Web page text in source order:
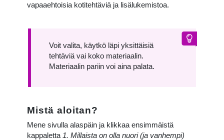
vapaaehtoisia kotitehtäviä ja lisälukemistoa.
Voit valita, käytkö läpi yksittäisiä
tehtäviä vai koko materiaalin.
Materiaalin pariin voi aina palata.
Mistä aloitan?
Mene sivulla alaspäin ja klikkaa ensimmäistä
kappaletta 1. Millaista on olla nuori (ja vanhempi)